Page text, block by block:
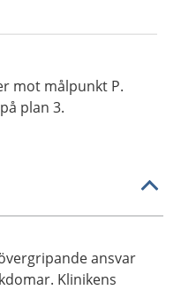
mot målpunkt P.
plan 3.
ansvar
Klinikens